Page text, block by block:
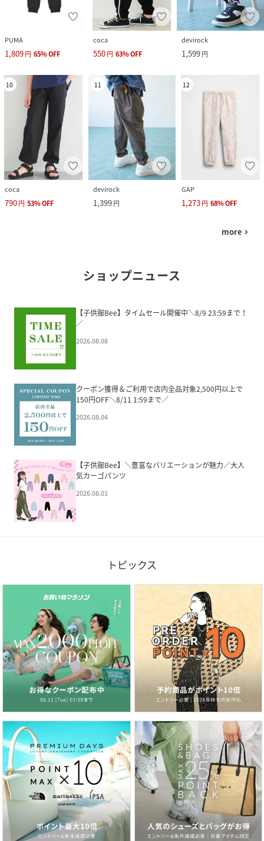
PUMA
1,809円 65%OFF
coca
550円 63%OFF
devirock
1,599円
10
coca
790円 53%OFF
11
devirock
1,399円
12
GAP
1,273円 68%OFF
more navigate_next
ショップニュース
【子供服Bee】タイムセール開催中＼8/9 23:59まで！
／
2026.08.08
クーポン獲得＆ご利用で店内全品対象2,500円以上で
150円OFF＼8/11 1:59まで／
2026.08.04
【子供服Bee】＼豊富なバリエーションが魅力／大人
気カーゴパンツ
2026.08.01
トピックス